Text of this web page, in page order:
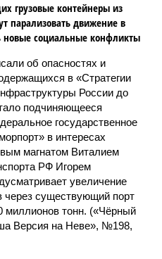
грузовые контейнеры из
парализовать движение в
новые социальные конфликты
об опасностях и
в «Стратегии
России до
подчиняющееся
государственное
в интересах
магнатом Виталием
РФ Игорем
увеличение
через существующий порт
миллионов тонн. («Чёрный
Версия на Неве», №198,